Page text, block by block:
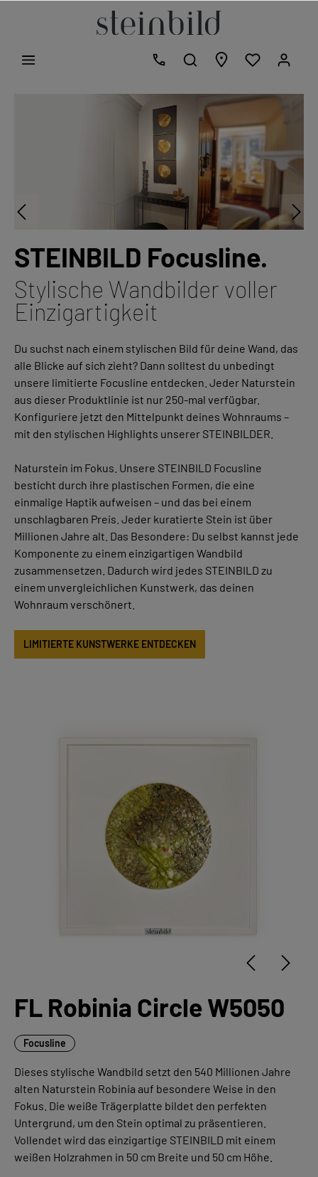
STEINBILD Focusline.
Stylische Wandbilder voller
Einzigartigkeit
Du suchst nach einem stylischen Bild für deine Wand, das
alle Blicke auf sich zieht? Dann solltest du unbedingt
unsere limitierte Focusline entdecken. Jeder Naturstein
aus dieser Produktlinie ist nur 250-mal verfügbar.
Konfiguriere jetzt den Mittelpunkt deines Wohnraums –
mit den stylischen Highlights unserer STEINBILDER.
Naturstein im Fokus. Unsere STEINBILD Focusline
besticht durch ihre plastischen Formen, die eine
einmalige Haptik aufweisen – und das bei einem
unschlagbaren Preis. Jeder kuratierte Stein ist über
Millionen Jahre alt. Das Besondere: Du selbst kannst jede
Komponente zu einem einzigartigen Wandbild
zusammensetzen. Dadurch wird jedes STEINBILD zu
einem unvergleichlichen Kunstwerk, das deinen
Wohnraum verschönert.
LIMITIERTE KUNSTWERKE ENTDECKEN
FL Robinia Circle W5050
Focusline
Dieses stylische Wandbild setzt den 540 Millionen Jahre
alten Naturstein Robinia auf besondere Weise in den
Fokus. Die weiße Trägerplatte bildet den perfekten
Untergrund, um den Stein optimal zu präsentieren.
Vollendet wird das einzigartige STEINBILD mit einem
weißen Holzrahmen in 50 cm Breite und 50 cm Höhe.